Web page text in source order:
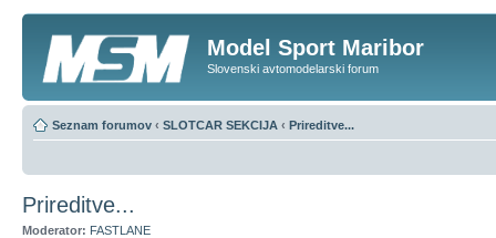
Model Sport Maribor
Slovenski avtomodelarski forum
Seznam forumov ‹ SLOTCAR SEKCIJA ‹ Prireditve...
Prireditve...
Moderator: FASTLANE